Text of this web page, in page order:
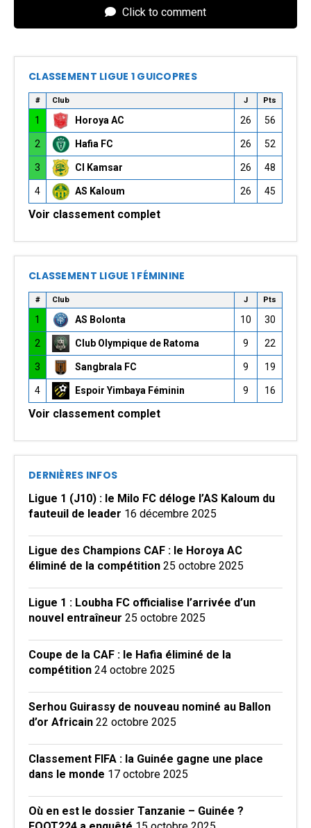
Click to comment
CLASSEMENT LIGUE 1 GUICOPRES
# Club J Pts
1 Horoya AC 26 56
2 Hafia FC 26 52
3 CI Kamsar 26 48
4 AS Kaloum 26 45
Voir classement complet
CLASSEMENT LIGUE 1 FÉMININE
# Club J Pts
1 AS Bolonta 10 30
2 Club Olympique de Ratoma 9 22
3 Sangbrala FC 9 19
4 Espoir Yimbaya Féminin 9 16
Voir classement complet
DERNIÈRES INFOS
Ligue 1 (J10) : le Milo FC déloge l’AS Kaloum du
fauteuil de leader 16 décembre 2025
Ligue des Champions CAF : le Horoya AC
éliminé de la compétition 25 octobre 2025
Ligue 1 : Loubha FC officialise l’arrivée d’un
nouvel entraîneur 25 octobre 2025
Coupe de la CAF : le Hafia éliminé de la
compétition 24 octobre 2025
Serhou Guirassy de nouveau nominé au Ballon
d’or Africain 22 octobre 2025
Classement FIFA : la Guinée gagne une place
dans le monde 17 octobre 2025
Où en est le dossier Tanzanie – Guinée ?